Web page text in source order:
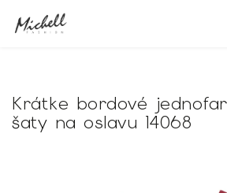
Krátke bordové
šaty na oslavu 14068